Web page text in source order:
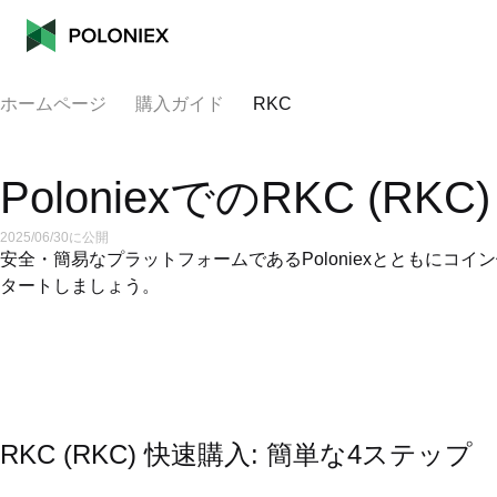
ホームページ 購入ガイド RKC
PoloniexでのRKC
2025/06/30に公開
安全・簡易なプラットフォームであるPoloniexとともにコイ
タートしましょう。
RKC (RKC) 快速購入: 簡単な4ステップ